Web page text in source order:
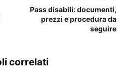
Pass disabili: documenti,
prezzi e procedura da
seguire
correlati